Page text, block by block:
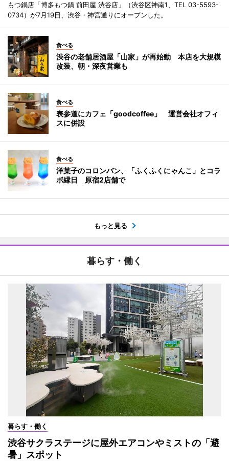
もつ鍋店「博多もつ鍋 前田屋 渋谷店」（渋谷区神南1、TEL 03-5593-
0734）が7月19日、渋谷・神宮通りにオープンした。
食べる
渋谷の老舗居酒屋「山家」が再始動 本店を大規模
改装、朝・深夜営業も
食べる
表参道にカフェ「goodcoffee」 運営会社オフィ
スに併設
食べる
洋菓子のコロンバン、「ふくふくにゃんこ」とコラ
ボ縁日 原宿2店舗で
もっと見る
暮らす・働く
暮らす・働く
渋谷サクラステージに屋外エアコンやミストの「避
暑」スポット